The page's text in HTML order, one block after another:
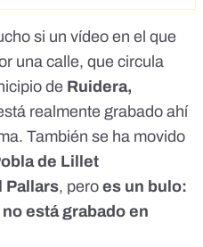
si un vídeo en el que
una calle, que circula
de Ruidera,
realmente grabado ahí
También se ha movido
de Lillet
Pallars, pero es un bulo:
está grabado en